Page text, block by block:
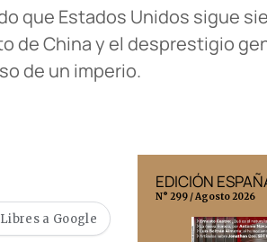
que Estados Unidos sigue
de China y el desprestigio
de un imperio.
a Google
EDICIÓN
N° 299 / Agosto 2026